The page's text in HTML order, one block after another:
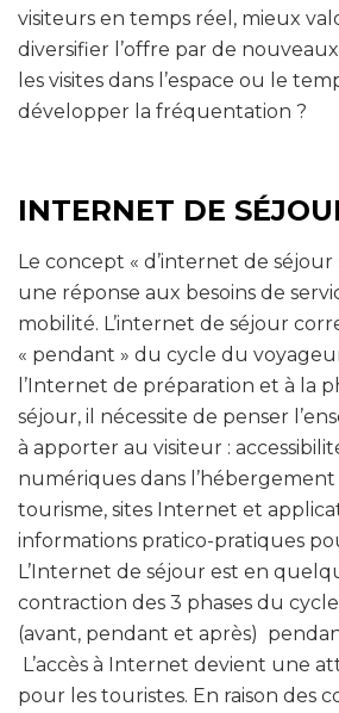
visiteurs en temps réel, mieux
diversifier l’offre par de
les visites dans l’espace ou le
développer la fréquentation ?
INTERNET DE
Le concept « d’internet de
une réponse aux besoins de
mobilité. L’internet de séjour
« pendant » du cycle du
l’Internet de préparation et à la
séjour, il nécessite de penser
à apporter au visiteur :
numériques dans
tourisme, sites Internet et
informations pratico-pratiques
L’Internet de séjour est en
contraction des 3 phases du
(avant, pendant et après)
L’accès à Internet devient une
pour les touristes. En raison des